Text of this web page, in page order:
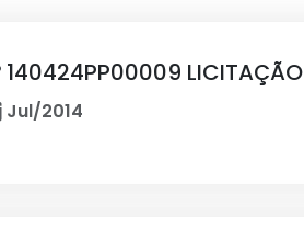
140424PP00009
Jul/2014